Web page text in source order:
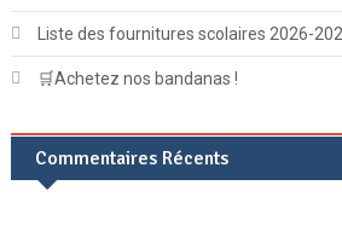
Liste des fournitures scolaires 2026-
🛒Achetez nos bandanas !
Commentaires Récents